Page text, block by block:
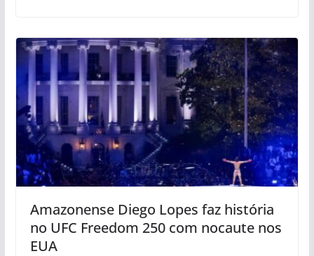
Amazonense Diego Lopes faz história
no UFC Freedom 250 com nocaute nos
EUA